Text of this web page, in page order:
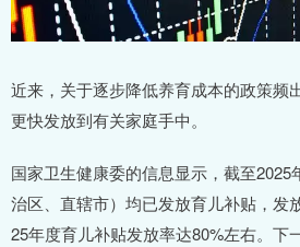
近来，关于逐步降低养育成本的政策频
更快发放到有关家庭手中。
国家卫生健康委的信息显示，截至2025
治区、直辖市）均已发放育儿补贴，发
25年度育儿补贴发放率达80%左右。下